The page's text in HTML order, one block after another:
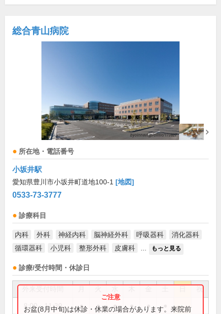
総合青山病院
所在地・電話番号
小坂井駅
愛知県豊川市小坂井町道地100-1 [地図]
0533-73-3777
診療科目
内科 外科 神経内科 脳神経外科 呼吸器科
消化器科
循環器科
小児科 整形外科 皮膚科 もっと見る
診療/受付時間・休診日
祝
8:00～11:30 ● ● ● ● ●
お盆(8月中旬)は休診・休業の場合があります。来院前